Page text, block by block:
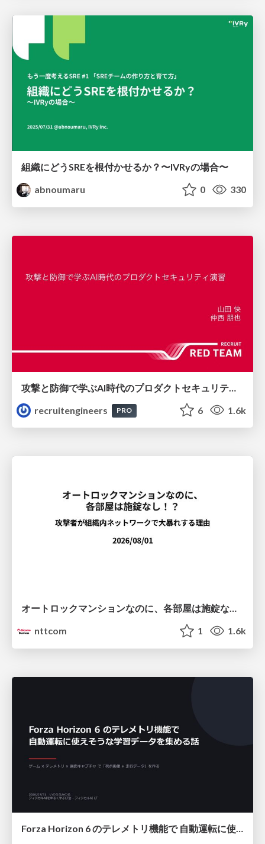
組織にどうSREを根付かせるか？〜IVRyの場合〜
abnoumaru
0 330
recruitengineers
PRO 6 1.6k
オートロックマンションなのに、各部屋は施錠なし！？ 攻撃者が組織内ネットワークで大暴れする理由 / The Front Door Is Locked, but the Rooms Are Wide Open: Why Attackers Move Freely Inside Enterprise Networks
nttcom
1 1.6k
Forza Horizon 6 のテレメトリ機能で 自動運転に使えそうな学習データを集める話